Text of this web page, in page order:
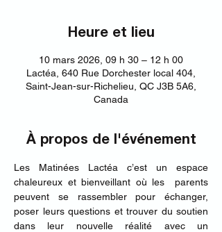
Heure et lieu
10 mars 2026, 09 h 30 – 12 h 00
Lactéa, 640 Rue Dorchester local 404,
Saint-Jean-sur-Richelieu, QC J3B 5A6,
Canada
À propos de l'événement
Les Matinées Lactéa c’est un espace
chaleureux et bienveillant où les  parents
peuvent se rassembler pour échanger,
poser leurs questions et trouver du soutien
dans leur nouvelle réalité avec un